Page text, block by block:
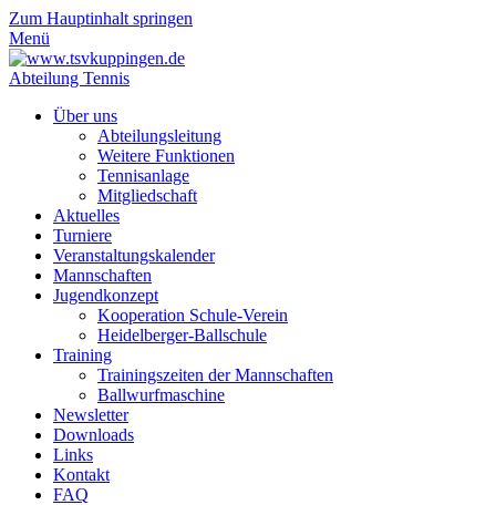
Zum Hauptinhalt springen
Menü
Abteilung Tennis
Über uns
Abteilungsleitung
Weitere Funktionen
Tennisanlage
Mitgliedschaft
Aktuelles
Turniere
Veranstaltungskalender
Mannschaften
Jugendkonzept
Kooperation Schule-Verein
Heidelberger-Ballschule
Training
Trainingszeiten der Mannschaften
Ballwurfmaschine
Newsletter
Downloads
Links
Kontakt
FAQ